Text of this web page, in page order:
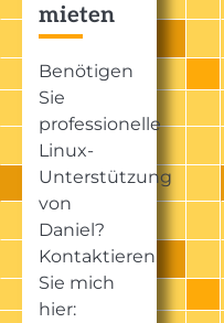
mieten
Benötigen
Sie
professionelle
Linux-
Unterstützung
von
Daniel?
Kontaktieren
Sie mich
hier: